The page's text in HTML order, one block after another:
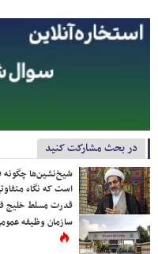
در بحث مشارکت کنید
شیخ‌نشین‌ها
است که نگاه
قدرت مسلط خلیج
سازمان وظیفه